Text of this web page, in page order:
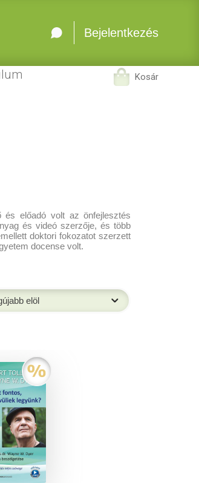
Bejelentkezés
és előadó volt az önfejlesztés
és videó szerzője, és több
doktori fokozatot szerzett
docense volt.